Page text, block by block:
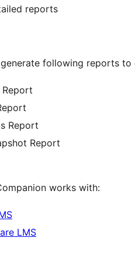
reports
following reports
Report
Report
works with:
LMS